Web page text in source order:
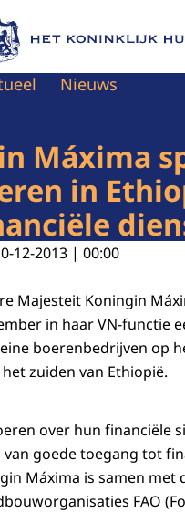
de homepage van Het
Nieuws
Máxima
in
12-2013 | 00:00
Majesteit Koningin
in haar VN-functie
boerenbedrijven op
zuiden van Ethiopië.
over hun financiële
goede toegang tot
Máxima is samen met
FAO